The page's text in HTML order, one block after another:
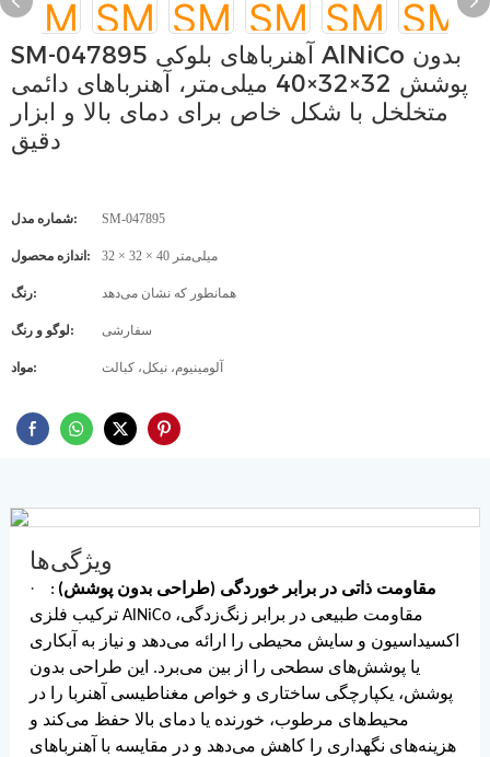
SM-047895 آهنرباهای بلوکی AlNiCo بدون
پوشش 32×32×40 میلی‌متر، آهنرباهای دائمی
متخلخل با شکل خاص برای دمای بالا و ابزار
دقیق
شماره مدل: SM-047895
اندازه محصول: 32 × 32 × 40 میلی‌متر
رنگ: همانطور که نشان می‌دهد
لوگو و رنگ: سفارشی
مواد: آلومینیوم، نیکل، کبالت
ویژگی‌ها
· مقاومت ذاتی در برابر خوردگی (طراحی بدون پوشش) :
ترکیب فلزی AlNiCo مقاومت طبیعی در برابر زنگ‌زدگی،
اکسیداسیون و سایش محیطی را ارائه می‌دهد و نیاز به آبکاری
یا پوشش‌های سطحی را از بین می‌برد. این طراحی بدون
پوشش، یکپارچگی ساختاری و خواص مغناطیسی آهنربا را در
محیط‌های مرطوب، خورنده یا دمای بالا حفظ می‌کند و
هزینه‌های نگهداری را کاهش می‌دهد و در مقایسه با آهنرباهای